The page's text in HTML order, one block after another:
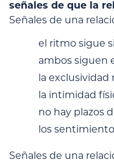
señales de que la
Señales de una
el ritmo sigue
ambos siguen
la exclusividad
la intimidad
no hay plazos
los
Señales de una